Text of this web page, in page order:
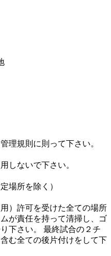
理規則に則って下さい。
しないで下さい。
場所を除く）
）許可を受けた全ての場所
ムが責任を持って清掃し、ゴ
下さい。 最終試合の２チ
む全ての後片付けをして下